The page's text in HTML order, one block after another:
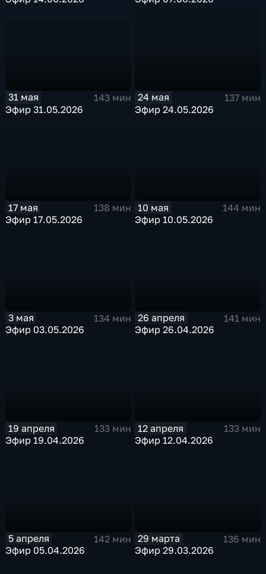
31 мая
143 мин
Эфир 31.05.2026
24 мая
137 мин
Эфир 24.05.2026
17 мая
138 мин
Эфир 17.05.2026
10 мая
144 мин
Эфир 10.05.2026
3 мая
134 мин
Эфир 03.05.2026
26 апреля
141 мин
Эфир 26.04.2026
19 апреля
133 мин
Эфир 19.04.2026
12 апреля
133 мин
Эфир 12.04.2026
5 апреля
142 мин
Эфир 05.04.2026
29 марта
136 мин
Эфир 29.03.2026